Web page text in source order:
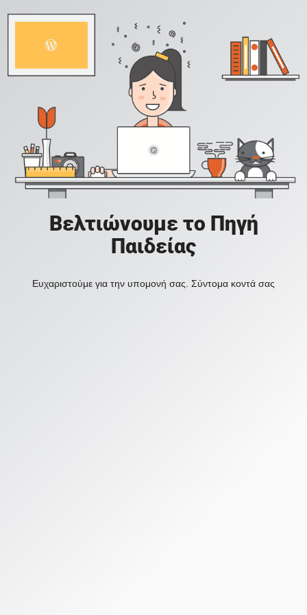
Βελτιώνουμε το Πηγή
Παιδείας
Ευχαριστούμε για την υπομονή σας. Σύντομα κοντά σας